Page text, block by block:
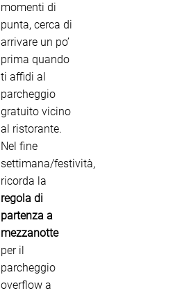
momenti di
punta, cerca di
arrivare un po’
prima quando
ti affidi al
parcheggio
gratuito vicino
al ristorante.
Nel fine
settimana/festività,
ricorda la
regola di
partenza a
mezzanotte
per il
parcheggio
overflow a